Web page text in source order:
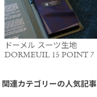
ドーメル スーツ生地
DORMEUIL 15 POINT 7
関連カテゴリーの人気記事